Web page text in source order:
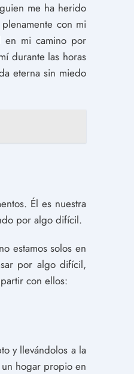
me ha herido
con mi
en mi camino por
durante las horas
eterna sin miedo
Él es nuestra
por algo difícil.
estamos solos en
por algo difícil,
con ellos:
y llevándolos a la
hogar propio en